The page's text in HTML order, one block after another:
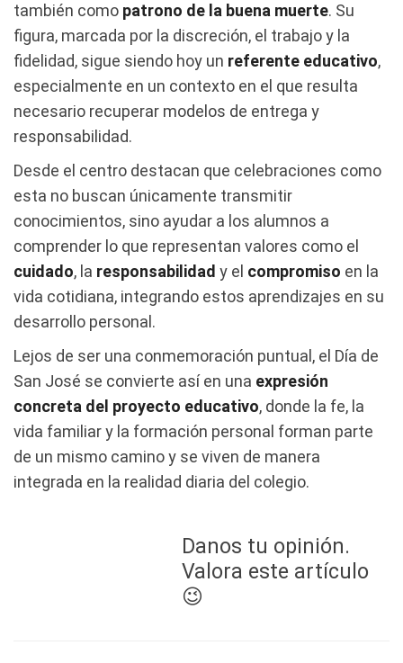
también como patrono de la buena muerte. Su
figura, marcada por la discreción, el trabajo y la
fidelidad, sigue siendo hoy un referente educativo,
especialmente en un contexto en el que resulta
necesario recuperar modelos de entrega y
responsabilidad.
Desde el centro destacan que celebraciones como
esta no buscan únicamente transmitir
conocimientos, sino ayudar a los alumnos a
comprender lo que representan valores como el
cuidado, la responsabilidad y el compromiso en la
vida cotidiana, integrando estos aprendizajes en su
desarrollo personal.
Lejos de ser una conmemoración puntual, el Día de
San José se convierte así en una expresión
concreta del proyecto educativo, donde la fe, la
vida familiar y la formación personal forman parte
de un mismo camino y se viven de manera
integrada en la realidad diaria del colegio.
Danos tu opinión.
Valora este artículo
😉